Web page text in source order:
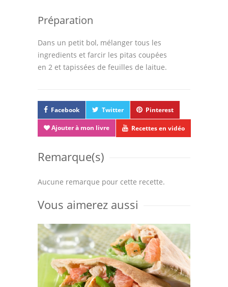
Chefs
Espace Personnel
Préparation
Dans un petit bol, mélanger tous les
ingredients et farcir les pitas coupées
en 2 et tapissées de feuilles de laitue.
Facebook Twitter Pinterest
Ajouter à mon livre Recettes en vidéo
Remarque(s)
Aucune remarque pour cette recette.
Vous aimerez aussi